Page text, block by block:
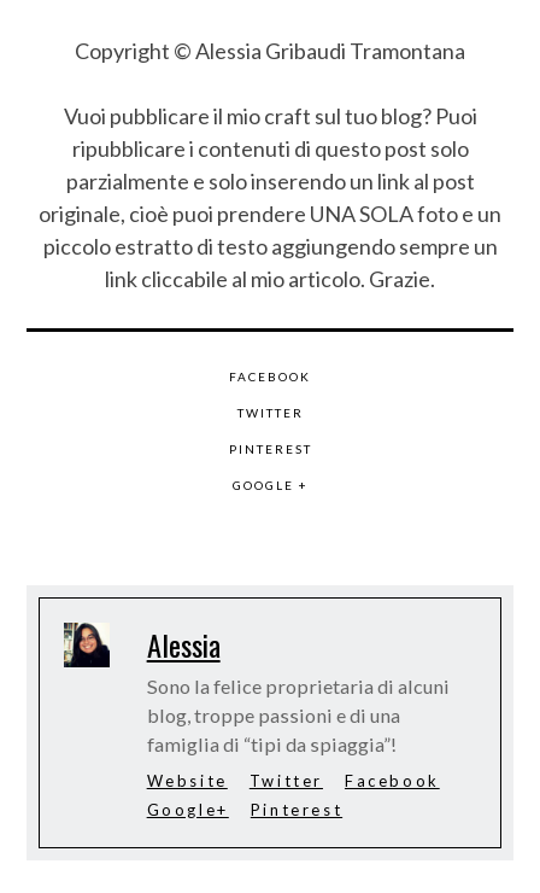
Copyright © Alessia Gribaudi Tramontana
Vuoi pubblicare il mio craft sul tuo blog? Puoi
ripubblicare i contenuti di questo post solo
parzialmente e solo inserendo un link al post
originale, cioè puoi prendere UNA SOLA foto e un
piccolo estratto di testo aggiungendo sempre un
link cliccabile al mio articolo. Grazie.
FACEBOOK
TWITTER
PINTEREST
GOOGLE +
Alessia
Sono la felice proprietaria di alcuni
blog, troppe passioni e di una
famiglia di “tipi da spiaggia”!
Website Twitter
Facebook
Google+
Pinterest